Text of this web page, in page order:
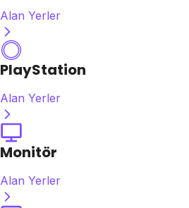
Alan Yerler
PlayStation
Alan Yerler
Monitör
Alan Yerler